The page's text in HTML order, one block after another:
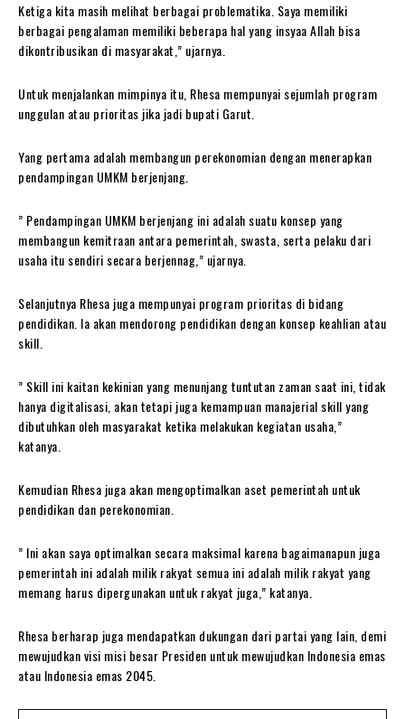
Ketiga kita masih melihat berbagai problematika. Saya memiliki
berbagai pengalaman memiliki beberapa hal yang insyaa Allah bisa
dikontribusikan di masyarakat,” ujarnya.
Untuk menjalankan mimpinya itu, Rhesa mempunyai sejumlah program
unggulan atau prioritas jika jadi bupati Garut.
Yang pertama adalah membangun perekonomian dengan menerapkan
pendampingan UMKM berjenjang.
” Pendampingan UMKM berjenjang ini adalah suatu konsep yang
membangun kemitraan antara pemerintah, swasta, serta pelaku dari
usaha itu sendiri secara berjennag,” ujarnya.
Selanjutnya Rhesa juga mempunyai program prioritas di bidang
pendidikan. Ia akan mendorong pendidikan dengan konsep keahlian atau
skill.
” Skill ini kaitan kekinian yang menunjang tuntutan zaman saat ini, tidak
hanya digitalisasi, akan tetapi juga kemampuan manajerial skill yang
dibutuhkan oleh masyarakat ketika melakukan kegiatan usaha,”
katanya.
Kemudian Rhesa juga akan mengoptimalkan aset pemerintah untuk
pendidikan dan perekonomian.
” Ini akan saya optimalkan secara maksimal karena bagaimanapun juga
pemerintah ini adalah milik rakyat semua ini adalah milik rakyat yang
memang harus dipergunakan untuk rakyat juga,” katanya.
Rhesa berharap juga mendapatkan dukungan dari partai yang lain, demi
mewujudkan visi misi besar Presiden untuk mewujudkan Indonesia emas
atau Indonesia emas 2045.